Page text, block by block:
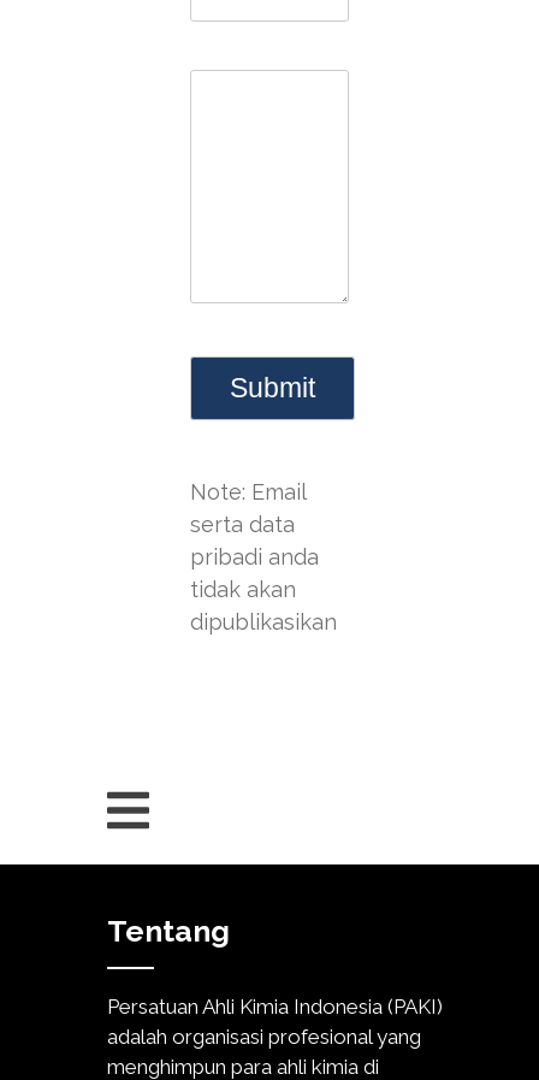
Note: Email
serta data
pribadi anda
tidak akan
dipublikasikan
Tentang
Persatuan Ahli Kimia Indonesia (PAKI)
adalah organisasi profesional yang
menghimpun para ahli kimia di